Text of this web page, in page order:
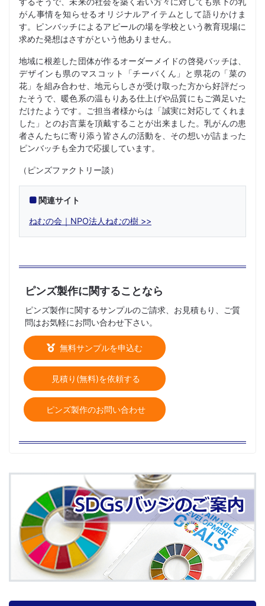
がん事情を知らせるオリジナルアイテムとして語りかけま
す。ピンバッチによるアピールの場を学校という教育現場に
求めた発想はさすがという他ありません。
地域に根差した団体が作るオーダーメイドの啓発バッチは、
デザインも県のマスコット「チーバくん」と県花の「菜の
花」を組み合わせ、地元らしさが受け取った方から好評だっ
たそうで、暖色系の温もりある仕上げや品質にもご満足いた
だけたようです。ご担当者様からは「誠実に対応してくれま
した」とのお言葉を頂戴することが出来ました。乳がんの患
者さんたちに寄り添う皆さんの活動を、その想いが詰まった
ピンバッチも全力で応援しています。
（ピンズファクトリー談）
関連サイト
ねむの会｜NPO法人ねむの樹
ピンズ製作に関することなら
ピンズ製作に関するサンプルのご請求、お見積もり、ご質
問はお気軽にお問い合わせ下さい。
無料サンプルを申込む
見積り(無料)を依頼する
ピンズ製作のお問い合わせ